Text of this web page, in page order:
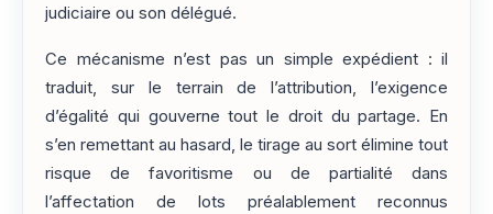
judiciaire ou son délégué.
Ce mécanisme n’est pas un simple expédient : il
traduit, sur le terrain de l’attribution, l’exigence
d’égalité qui gouverne tout le droit du partage. En
s’en remettant au hasard, le tirage au sort élimine tout
risque de favoritisme ou de partialité dans
l’affectation de lots préalablement reconnus